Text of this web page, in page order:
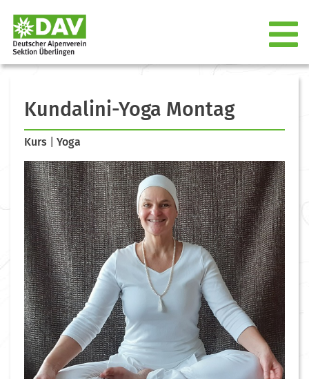
Kundalini-Yoga Montag
Kurs Yoga